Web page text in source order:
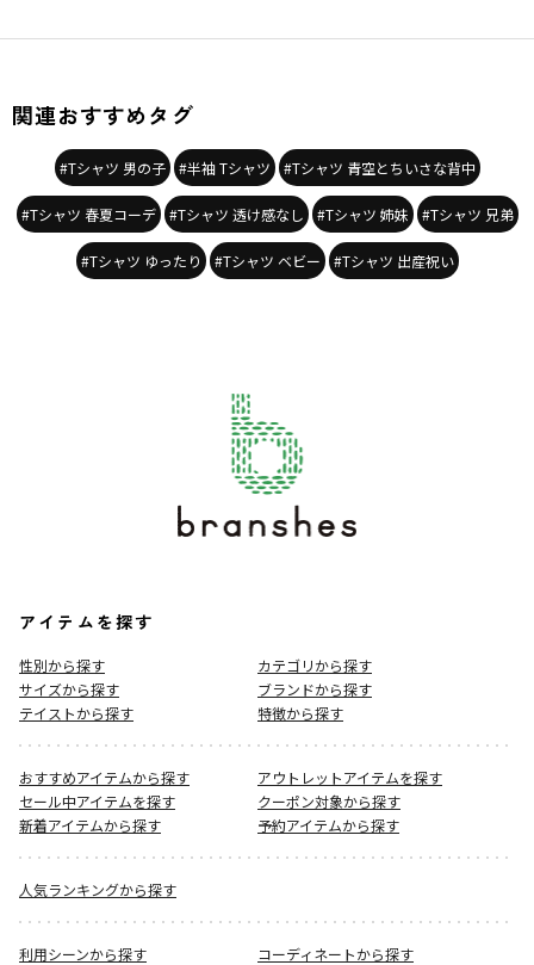
関連おすすめタグ
#Tシャツ 男の子 #半袖 Tシャツ #Tシャツ 青空とちいさな背中
#Tシャツ 春夏コーデ #Tシャツ 透け感なし #Tシャツ 姉妹 #Tシャツ 兄弟
#Tシャツ ゆったり #Tシャツ ベビー #Tシャツ 出産祝い
アイテムを探す
性別から探す
カテゴリから探す
サイズから探す
ブランドから探す
テイストから探す
特徴から探す
おすすめアイテムから探す
アウトレットアイテムを探す
セール中アイテムを探す
クーポン対象から探す
新着アイテムから探す
予約アイテムから探す
人気ランキングから探す
利用シーンから探す
コーディネートから探す